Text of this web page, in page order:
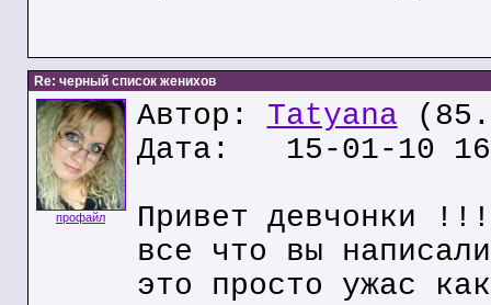
Re: черный список женихов
профайл
Автор: Tatyana
Дата: 15-01-10
Привет девчонки
все что вы написали
это просто ужас